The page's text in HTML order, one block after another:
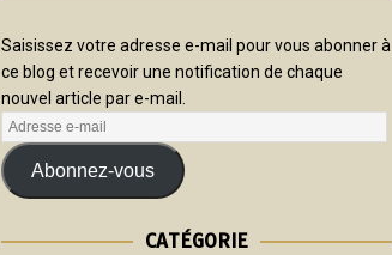
Saisissez votre adresse e-mail pour vous abonner à
ce blog et recevoir une notification de chaque
nouvel article par e-mail.
Abonnez-vous
CATÉGORIE